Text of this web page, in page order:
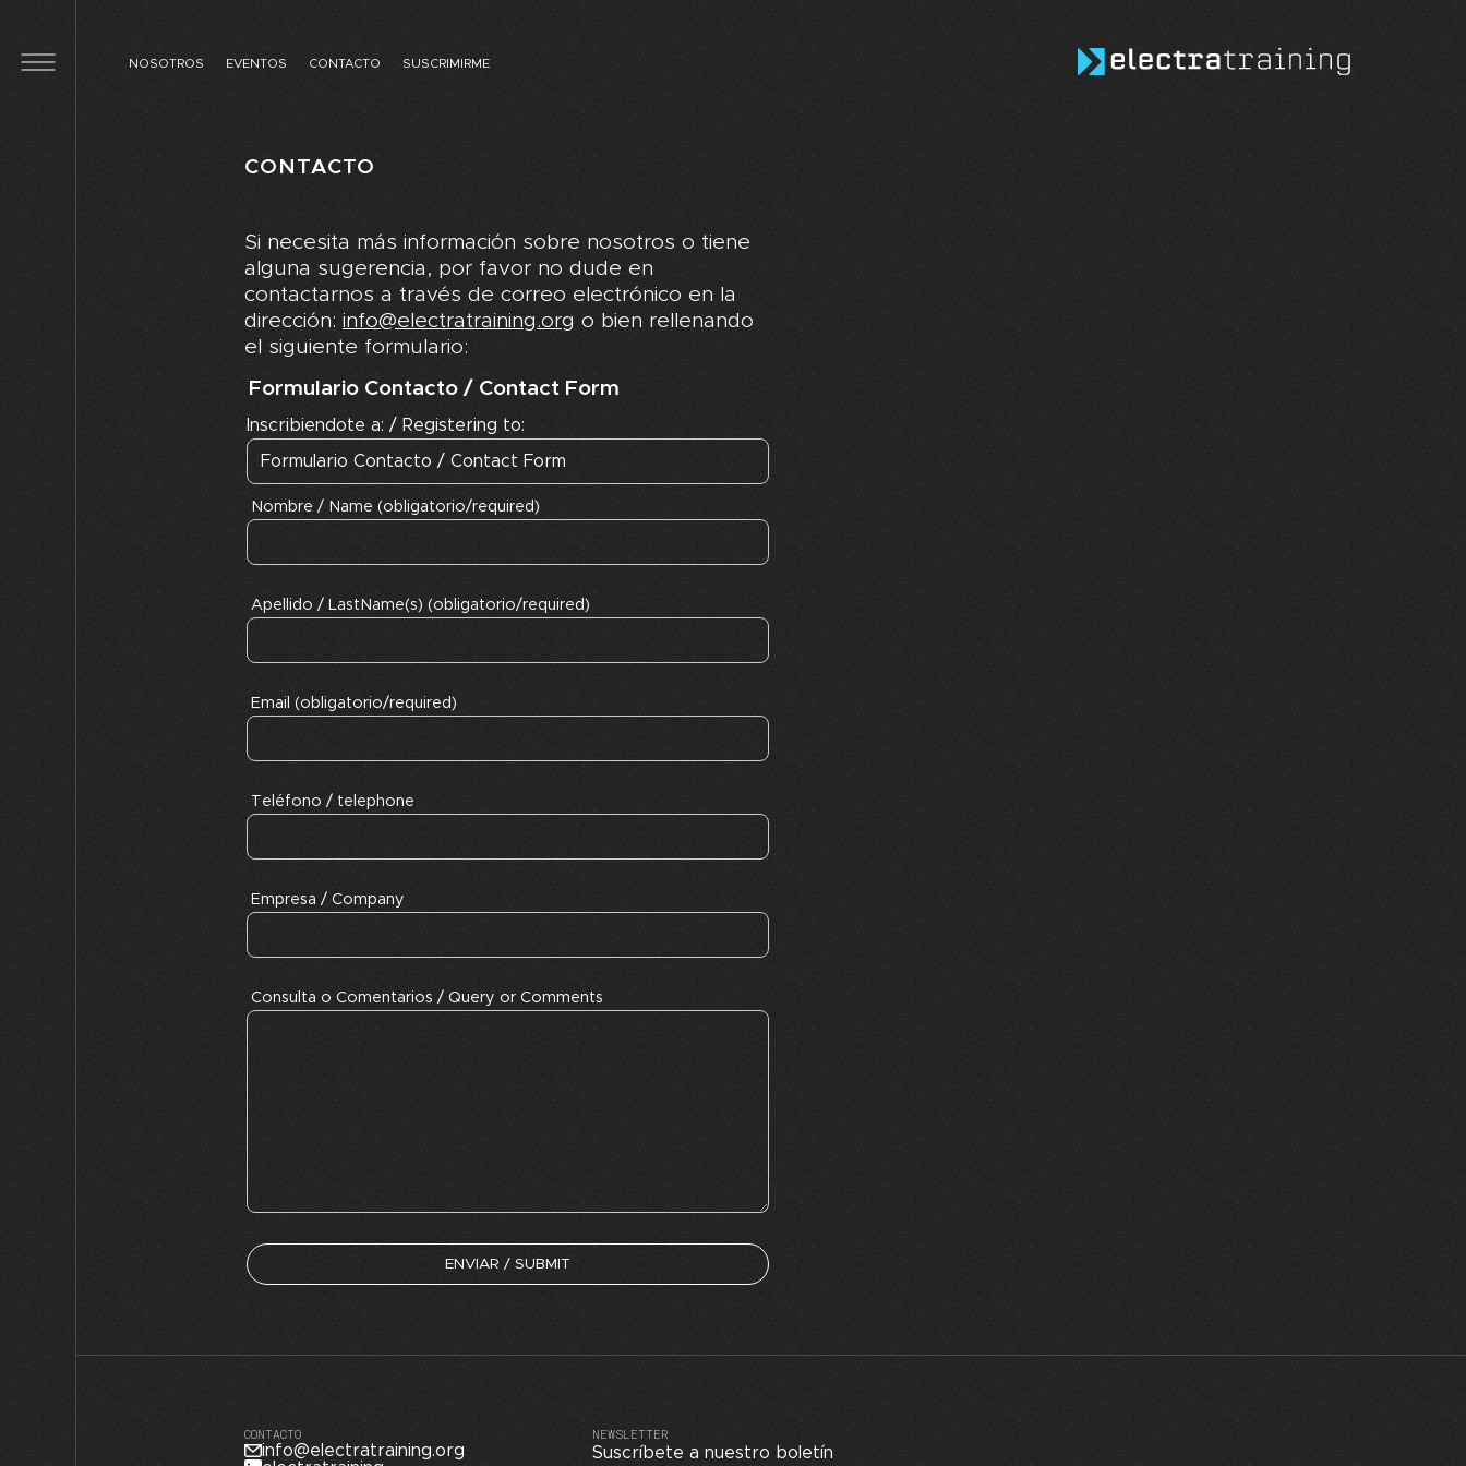
NOSOTROS EVENTOS CONTACTO SUSCRIMIRME
CONTACTO
Si necesita más información sobre nosotros o tiene
alguna sugerencia, por favor no dude en
contactarnos a través de correo electrónico en la
dirección:info@electratraining.org o bien rellenando
el siguiente formulario:
Formulario Contacto / Contact Form
Inscribiendote a: / Registering to:
Nombre / Name (obligatorio/required)
Apellido / LastName(s) (obligatorio/required)
Email (obligatorio/required)
Teléfono / telephone
Empresa / Company
Consulta o Comentarios / Query or Comments
CONTACTO
info@electratraining.org
NEWSLETTER
Suscríbete a nuestro boletín